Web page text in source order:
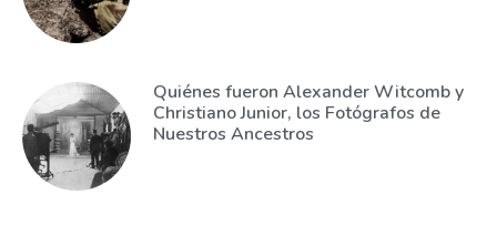
Quiénes fueron Alexander Witcomb y
Christiano Junior, los Fotógrafos de
Nuestros Ancestros